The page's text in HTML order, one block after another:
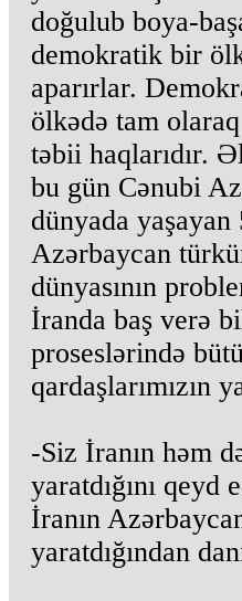
doğulub boya-
demokratik bir
aparırlar.
ölkədə tam
təbii haqlarıdır.
bu gün Cənubi
dünyada
Azərbaycan
dünyasının
İranda baş verə
proseslərində
qardaşlarımızın
-Siz İranın həm
yaratdığını
İranın
yaratdığından